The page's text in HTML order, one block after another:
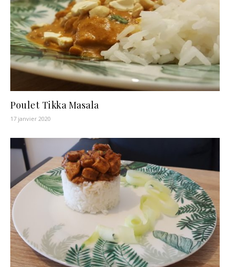
Poulet Tikka Masala
17 janvier 2020